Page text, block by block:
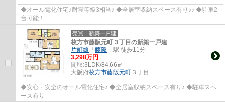
◆オール電化住宅♪耐震等級3相当♪ ◆全居室収納スペース有り♪♪ ◆駐車2
台可能！
売買｜新築一戸建
枚方市藤阪元町３丁目の新築一戸建
片町線 「藤阪 」駅 徒歩11分
3,298万円
間取:3LDK/84.66㎡
大阪府枚方市藤阪元町 ３丁目
◆安心・安全のオール電化住宅♪ ◆全居室収納スペース有り♪ ◆駐車スペ
ース有り